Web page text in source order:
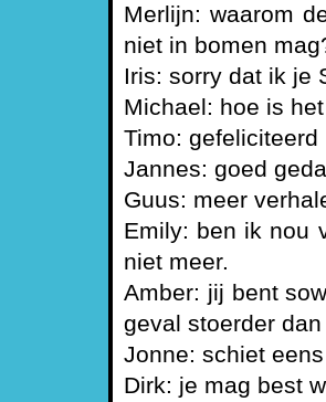
Merlijn: waarom
niet in bomen
Iris: sorry dat ik je
Michael: hoe is
Timo:
Jannes: goed
Guus: meer
Emily: ben ik nou
niet meer.
Amber: jij bent
geval stoerder
Jonne: schiet
Dirk: je mag best